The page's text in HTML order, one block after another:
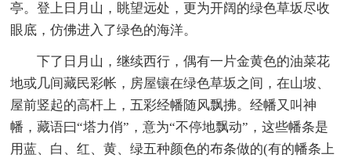
亭。登上日月山，眺望远处，更为开阔的绿色草坂尽收
眼底，仿佛进入了绿色的海洋。
下了日月山，继续西行，偶有一片金黄色的油菜花
地或几间藏民彩帐，房屋镶在绿色草坂之间，在山坡、
屋前竖起的高杆上，五彩经幡随风飘拂。经幡又叫神
幡，藏语曰“塔力俏”，意为“不停地飘动”，这些幡条是
用蓝、白、红、黄、绿五种颜色的布条做的(有的幡条上